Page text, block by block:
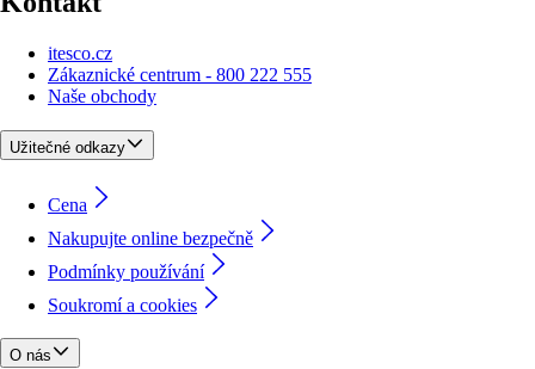
itesco.cz
Zákaznické centrum - 800 222 555
Naše obchody
Užitečné odkazy
Cena
Nakupujte online bezpečně
Podmínky používání
Soukromí a cookies
O nás